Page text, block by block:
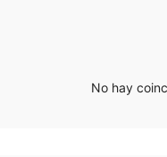
No hay